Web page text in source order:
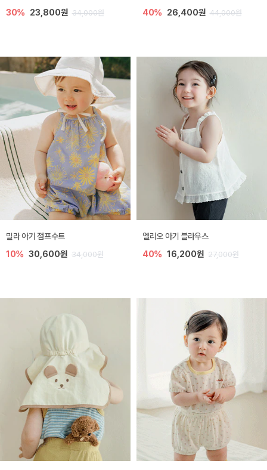
30% 23,800원 34,000원 40% 26,400원 44,000원
밀라 아기 점프수트
10% 30,600원 34,000원
엘리오 아기 블라우스
40% 16,200원 27,000원